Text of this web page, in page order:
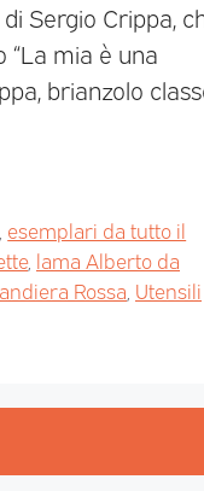
Sergio Crippa,
“La mia è una
brianzolo
esemplari da tutto il
, lama Alberto da
Rossa Utensili